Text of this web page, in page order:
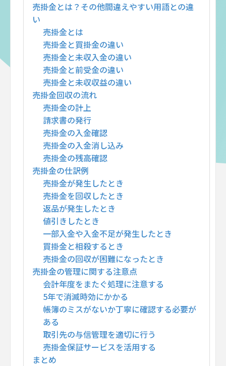
売掛金とは？その他間違えやすい用語との違
い
売掛金とは
売掛金と買掛金の違い
売掛金と未収入金の違い
売掛金と前受金の違い
売掛金と未収収益の違い
売掛金回収の流れ
売掛金の計上
請求書の発行
売掛金の入金確認
売掛金の入金消し込み
売掛金の残高確認
売掛金の仕訳例
売掛金が発生したとき
売掛金を回収したとき
返品が発生したとき
値引きしたとき
一部入金や入金不足が発生したとき
買掛金と相殺するとき
売掛金の回収が困難になったとき
売掛金の管理に関する注意点
会計年度をまたぐ処理に注意する
5年で消滅時効にかかる
帳簿のミスがないか丁寧に確認する必要が
ある
取引先の与信管理を適切に行う
売掛金保証サービスを活用する
まとめ